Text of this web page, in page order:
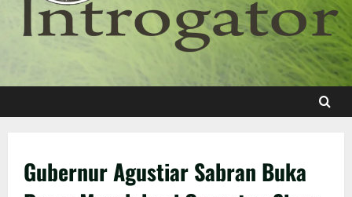
Gubernur Agustiar Sabran Buka